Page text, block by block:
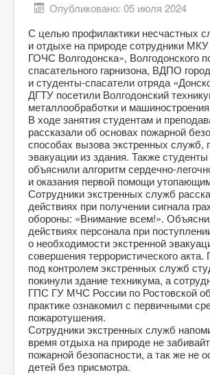
Противодействие терроризму и
Инклюзивное образование
Blog
About
Author Login
Опубликовано: 05 июля 2024
С целью профилактики несчастных
и отдыхе на природе сотрудники
ГОЧС Волгодонска», Волгодонского
спасательного гарнизона, ВДПО
и студенты-спасатели отряда
ДГТУ посетили Волгодонский
металлообработки и
В ходе занятия студентам и
рассказали об основах пожарной
способах вызова экстренных служб,
эвакуации из здания. Также
объяснили алгоритм сердечно-
и оказания первой помощи
Сотрудники экстренных служб
действиях при получении сигнала
обороны: «Внимание всем!».
действиях персонала при
о необходимости экстренной
совершения террористического акта.
под контролем экстренных служб
покинули здание техникума, а
ГПС ГУ МЧС России по Ростовской
практике ознакомил с первичными
пожаротушения.
Сотрудники экстренных служб
время отдыха на природе не
пожарной безопасности, а так же не
детей без присмотра.